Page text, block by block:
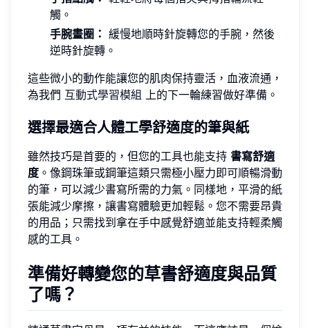
觸。
手腕畫圈： 緩慢地順時針旋轉您的手腕，然後
逆時針旋轉。
這些微小的動作能讓您的肌肉保持靈活，血液流通，
為我們 互動式學習模組 上的下一輪練習做好準備。
選擇最適合人體工學舒適度的筆與紙
雖然技巧是首要的，但您的工具也能支持 書寫舒適
度 。像鋼珠筆或鋼筆這類只需極小壓力即可順暢滑動
的筆，可以減少書寫所需的力氣。同樣地，平滑的紙
張能減少摩擦，讓書寫體驗更加輕鬆。您不需要昂貴
的用品；只需找到拿在手中感覺舒適並能支持輕柔觸
感的工具。
準備好轉變您的草書舒適度與品質
了嗎？